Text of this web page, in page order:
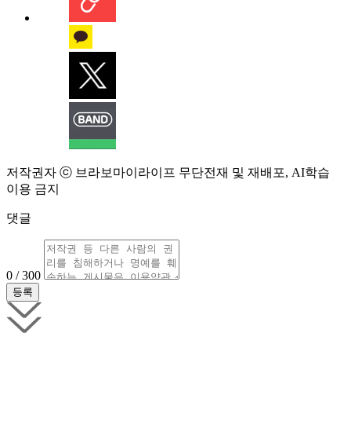
저작권자 ⓒ 브라보마이라이프 무단전재 및 재배포, AI학습
이용 금지
댓글
0 / 300